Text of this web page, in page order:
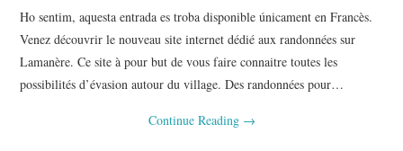
Ho sentim, aquesta entrada es troba disponible únicament en Francès.
Venez découvrir le nouveau site internet dédié aux randonnées sur
Lamanère. Ce site à pour but de vous faire connaitre toutes les
possibilités d’évasion autour du village. Des randonnées pour…
Continue Reading →